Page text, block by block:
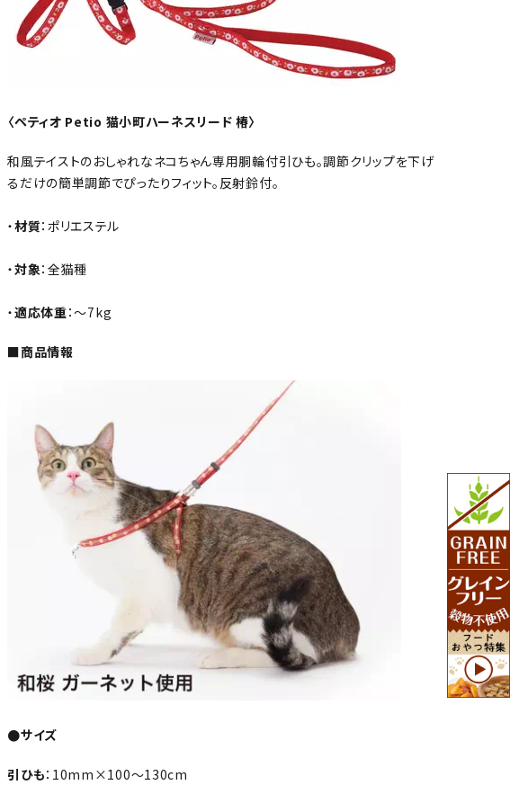
〈ペティオ Petio 猫小町ハーネスリード 椿〉
和風テイストのおしゃれなネコちゃん専用胴輪付引ひも。調節クリップを下げ
るだけの簡単調節でぴったりフィット。反射鈴付。
・材質：ポリエステル
・対象：全猫種
・適応体重：～7kg
■商品情報
●サイズ
引ひも：10mm×100～130cm